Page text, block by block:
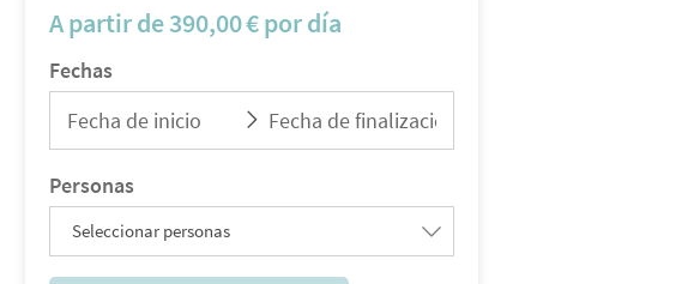
A partir de390,00€por día
Fechas
Personas
Seleccionar personas